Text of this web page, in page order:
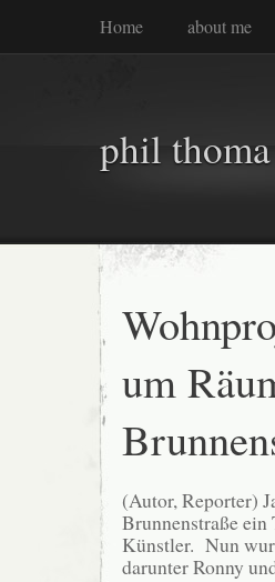
Home about me
phil
um
(Autor, Reporter)
Brunnenstraße
Künstler. Nun
darunter Ronny